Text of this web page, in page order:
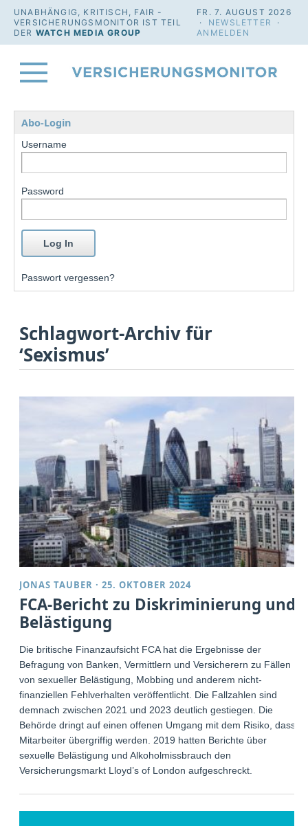
UNABHÄNGIG, KRITISCH, FAIR -
VERSICHERUNGSMONITOR IST TEIL
DER WATCH MEDIA GROUP
FR. 7. AUGUST 2026
· NEWSLETTER
·
ANMELDEN
Abo-Login
Username
Password
Passwort vergessen?
Schlagwort-Archiv für
‘Sexismus’
JONAS TAUBER ·25. OKTOBER 2024
FCA-Bericht zu Diskriminierung und
Belästigung
Die britische Finanzaufsicht FCA hat die Ergebnisse der
Befragung von Banken, Vermittlern und Versicherern zu Fällen
von sexueller Belästigung, Mobbing und anderem nicht-
finanziellen Fehlverhalten veröffentlicht. Die Fallzahlen sind
demnach zwischen 2021 und 2023 deutlich gestiegen. Die
Behörde dringt auf einen offenen Umgang mit dem Risiko, dass
Mitarbeiter übergriffig werden. 2019 hatten Berichte über
sexuelle Belästigung und Alkoholmissbrauch den
Versicherungsmarkt Lloyd’s of London aufgeschreckt.